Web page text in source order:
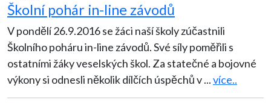
Školní pohár in-line závodů
V pondělí 26.9.2016 se žáci naší školy zúčastnili
Školního poháru in-line závodů. Své síly poměřili s
ostatními žáky veselských škol. Za statečné a bojovné
výkony si odnesli několik dílčích úspěchů v...více..